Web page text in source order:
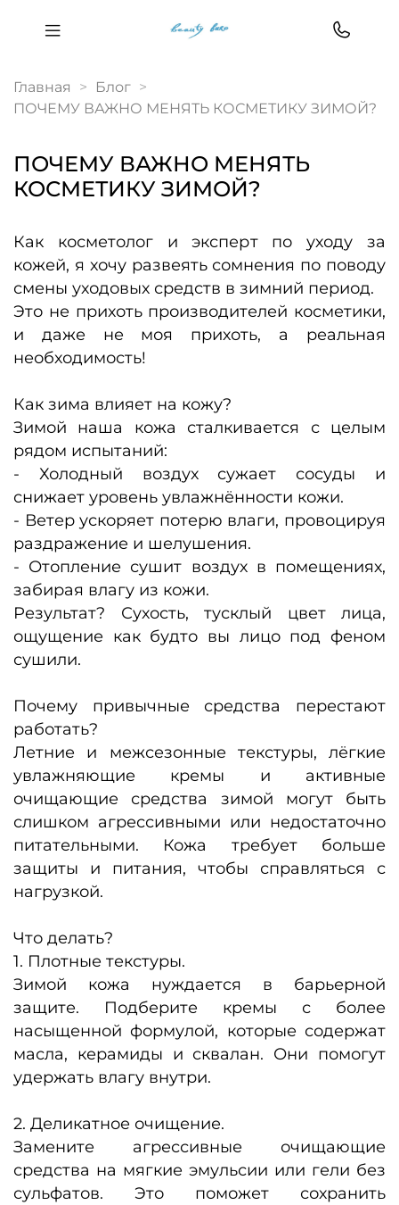
Главная
Блог
ПОЧЕМУ ВАЖНО МЕНЯТЬ КОСМЕТИКУ ЗИМОЙ?
ПОЧЕМУ ВАЖНО МЕНЯТЬ
КОСМЕТИКУ ЗИМОЙ?
Как косметолог и эксперт по уходу за
кожей, я хочу развеять сомнения по поводу
смены уходовых средств в зимний период.
Это не прихоть производителей косметики,
и даже не моя прихоть, а реальная
необходимость!
Как зима влияет на кожу?
Зимой наша кожа сталкивается с целым
рядом испытаний:
- Холодный воздух сужает сосуды и
снижает уровень увлажнённости кожи.
- Ветер ускоряет потерю влаги, провоцируя
раздражение и шелушения.
- Отопление сушит воздух в помещениях,
забирая влагу из кожи.
Результат? Сухость, тусклый цвет лица,
ощущение как будто вы лицо под феном
сушили.
Почему привычные средства перестают
работать?
Летние и межсезонные текстуры, лёгкие
увлажняющие кремы и активные
очищающие средства зимой могут быть
слишком агрессивными или недостаточно
питательными. Кожа требует больше
защиты и питания, чтобы справляться с
нагрузкой.
Что делать?
1. Плотные текстуры.
Зимой кожа нуждается в барьерной
защите. Подберите кремы с более
насыщенной формулой, которые содержат
масла, керамиды и сквалан. Они помогут
удержать влагу внутри.
2. Деликатное очищение.
Замените агрессивные очищающие
средства на мягкие эмульсии или гели без
сульфатов. Это поможет сохранить